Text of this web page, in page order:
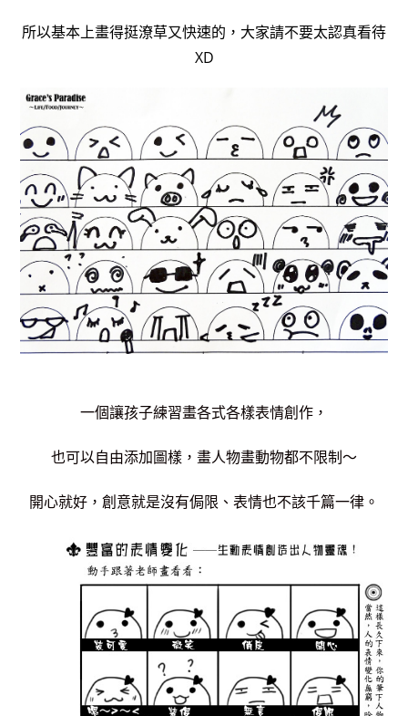
所以基本上畫得挺潦草又快速的，大家請不要太認真看待
XD
一個讓孩子練習畫各式各樣表情創作，
也可以自由添加圖樣，畫人物畫動物都不限制～
開心就好，創意就是沒有侷限、表情也不該千篇一律。